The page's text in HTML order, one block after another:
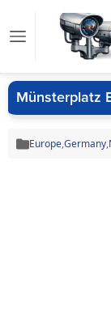
Münsterplatz
Europe,Germany,